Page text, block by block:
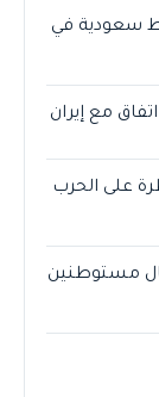
سعودية في
مع إيران
على الحرب
مستوطنين